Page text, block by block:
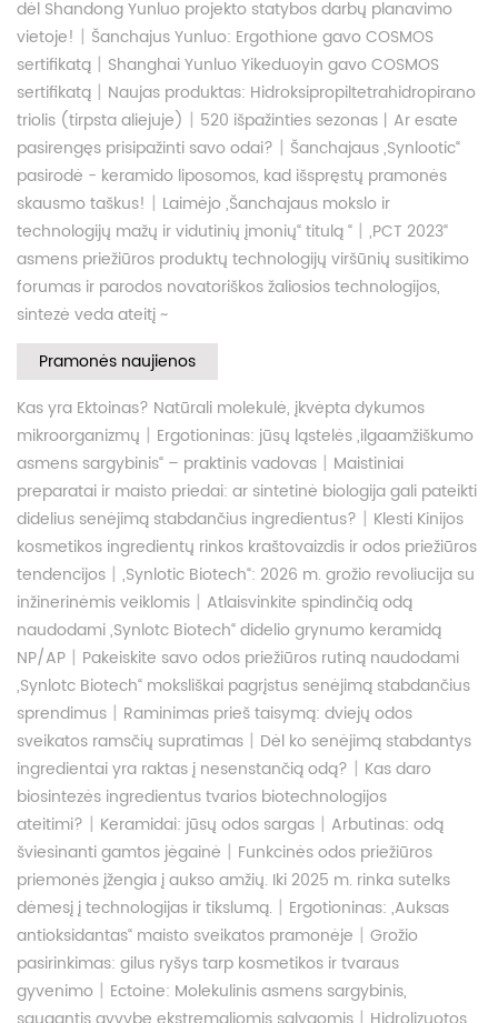
dėl Shandong Yunluo projekto statybos darbų planavimo
vietoje! | Šanchajus Yunluo: Ergothione gavo COSMOS
sertifikatą | Shanghai Yunluo Yikeduoyin gavo COSMOS
sertifikatą | Naujas produktas: Hidroksipropiltetrahidropirano
triolis (tirpsta aliejuje) | 520 išpažinties sezonas丨Ar esate
pasirengęs prisipažinti savo odai? | Šanchajaus „Synlootic“
pasirodė - keramido liposomos, kad išspręstų pramonės
skausmo taškus! | Laimėjo „Šanchajaus mokslo ir
technologijų mažų ir vidutinių įmonių“ titulą “ | „PCT 2023“
asmens priežiūros produktų technologijų viršūnių susitikimo
forumas ir parodos novatoriškos žaliosios technologijos,
sintezė veda ateitį ~
Pramonės naujienos
Kas yra Ektoinas? Natūrali molekulė, įkvėpta dykumos
mikroorganizmų | Ergotioninas: jūsų ląstelės „ilgaamžiškumo
asmens sargybinis“ – praktinis vadovas | Maistiniai
preparatai ir maisto priedai: ar sintetinė biologija gali pateikti
didelius senėjimą stabdančius ingredientus? | Klesti Kinijos
kosmetikos ingredientų rinkos kraštovaizdis ir odos priežiūros
tendencijos | „Synlotic Biotech“: 2026 m. grožio revoliucija su
inžinerinėmis veiklomis | Atlaisvinkite spindinčią odą
naudodami „Synlotc Biotech“ didelio grynumo keramidą
NP/AP | Pakeiskite savo odos priežiūros rutiną naudodami
„Synlotc Biotech“ moksliškai pagrįstus senėjimą stabdančius
sprendimus | Raminimas prieš taisymą: dviejų odos
sveikatos ramsčių supratimas | Dėl ko senėjimą stabdantys
ingredientai yra raktas į nesenstančią odą? | Kas daro
biosintezės ingredientus tvarios biotechnologijos
ateitimi? | Keramidai: jūsų odos sargas | Arbutinas: odą
šviesinanti gamtos jėgainė | Funkcinės odos priežiūros
priemonės įžengia į aukso amžių. Iki 2025 m. rinka sutelks
dėmesį į technologijas ir tikslumą. | Ergotioninas: „Auksas
antioksidantas“ maisto sveikatos pramonėje | Grožio
pasirinkimas: gilus ryšys tarp kosmetikos ir tvaraus
gyvenimo | Ectoine: Molekulinis asmens sargybinis,